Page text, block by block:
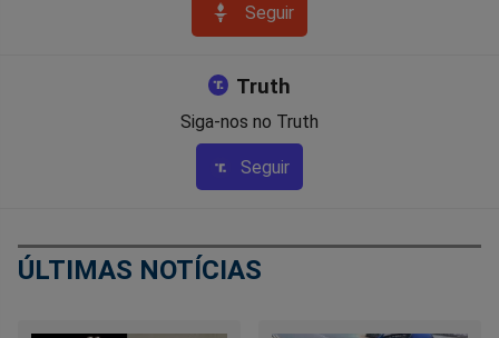
Seguir
Truth
Siga-nos no Truth
Seguir
ÚLTIMAS NOTÍCIAS